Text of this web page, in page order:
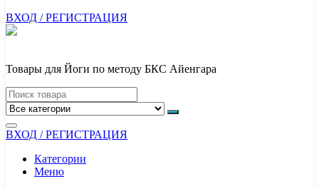
ВХОД / РЕГИСТРАЦИЯ
Товары для Йоги по методу БКС Айенгара
ВХОД / РЕГИСТРАЦИЯ
Категории
Меню